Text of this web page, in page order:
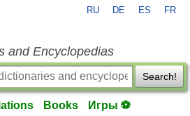
RU DE ES FR
and Encyclopedias
Search!
Books Игры ⚽